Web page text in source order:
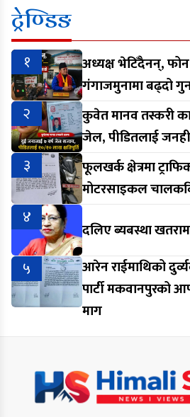
ट्रेण्डिङ
१
अध्यक्ष भेटिँदैनन्,
गंगाजमुनामा बढ्दो
२
कुवेत मानव तस्करी
जेल, पीडितलाई जनही
३
फूलखर्क क्षेत्रमा
मोटरसाइकल
४
दलिए ब्यबस्था
५
आरेन राईमाथिको
पार्टी मकवानपुरको
माग